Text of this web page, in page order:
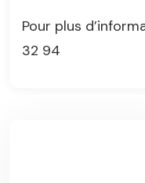
Pour plus
32 94